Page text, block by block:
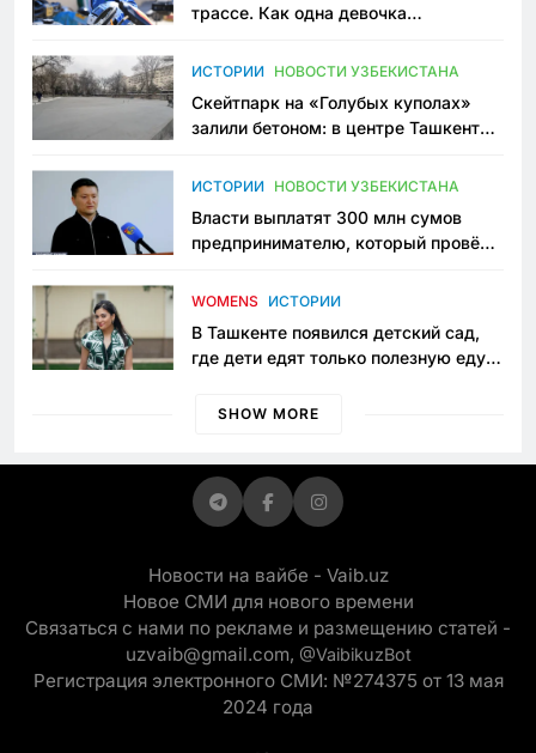
трассе. Как одна девочка
Узбекистане
ИСТОРИИ НОВОСТИ УЗБЕКИСТАНА
Скейтпарк на «Голубых куполах»
залили бетоном: в центре Ташкента
пространство
ИСТОРИИ НОВОСТИ УЗБЕКИСТАНА
Власти выплатят 300 млн сумов
предпринимателю, который провёл
приговору
WOMENS ИСТОРИИ
В Ташкенте появился детский сад,
где дети едят только полезную еду.
просить «кашу без сахара»
SHOW MORE
Новости на вайбе - Vaib.uz
Новое СМИ для нового времени
Связаться с нами по рекламе и размещению статей -
uzvaib@gmail.com, @VaibikuzBot
Регистрация электронного СМИ: №274375 от 13 мая
2024 года